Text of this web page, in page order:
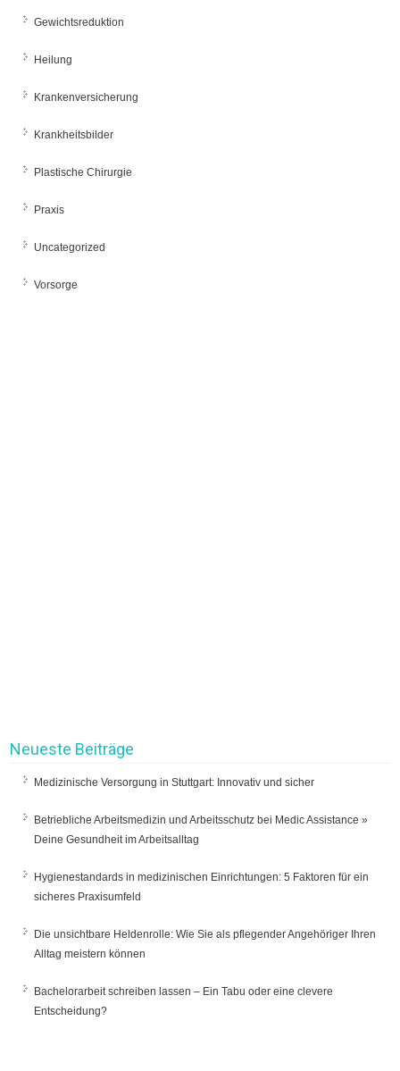
Gewichtsreduktion
Heilung
Krankenversicherung
Krankheitsbilder
Plastische Chirurgie
Praxis
Uncategorized
Vorsorge
Neueste Beiträge
Medizinische Versorgung in Stuttgart: Innovativ und sicher
Betriebliche Arbeitsmedizin und Arbeitsschutz bei Medic Assistance »
Deine Gesundheit im Arbeitsalltag
Hygienestandards in medizinischen Einrichtungen: 5 Faktoren für ein
sicheres Praxisumfeld
Die unsichtbare Heldenrolle: Wie Sie als pflegender Angehöriger Ihren
Alltag meistern können
Bachelorarbeit schreiben lassen – Ein Tabu oder eine clevere
Entscheidung?